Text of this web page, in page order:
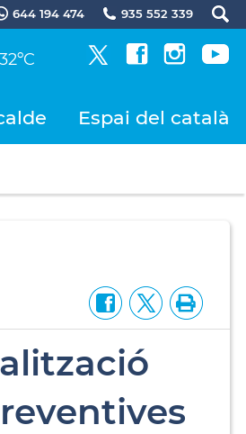
644 194 474 935 552 339
32ºC
Espai del català